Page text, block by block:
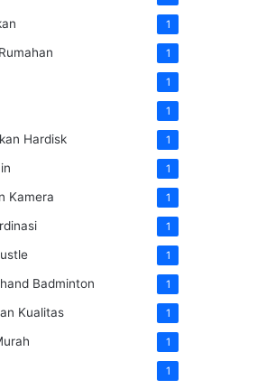
1
1
1
1
Hardisk 1
1
Kamera 1
1
1
Badminton 1
Kualitas 1
1
1